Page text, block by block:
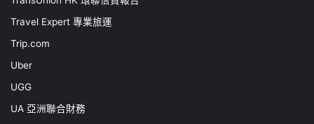
Travel Expert 專業旅運
Trip.com
Uber
UGG
UA 亞洲聯合財務